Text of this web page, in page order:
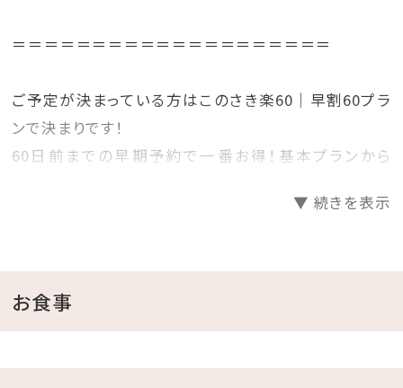
＝＝＝＝＝＝＝＝＝＝＝＝＝＝＝＝＝＝＝＝
ご予定が決まっている方はこのさき楽60｜早割60プラ
ンで決まりです！
60日前までの早期予約で一番お得！基本プランから
プランで迷っているお客様必見の早期割60プランです！
＝＝＝＝＝＝＝＝＝＝＝＝＝＝＝＝＝＝＝＝
▼ 続きを表示
お食事